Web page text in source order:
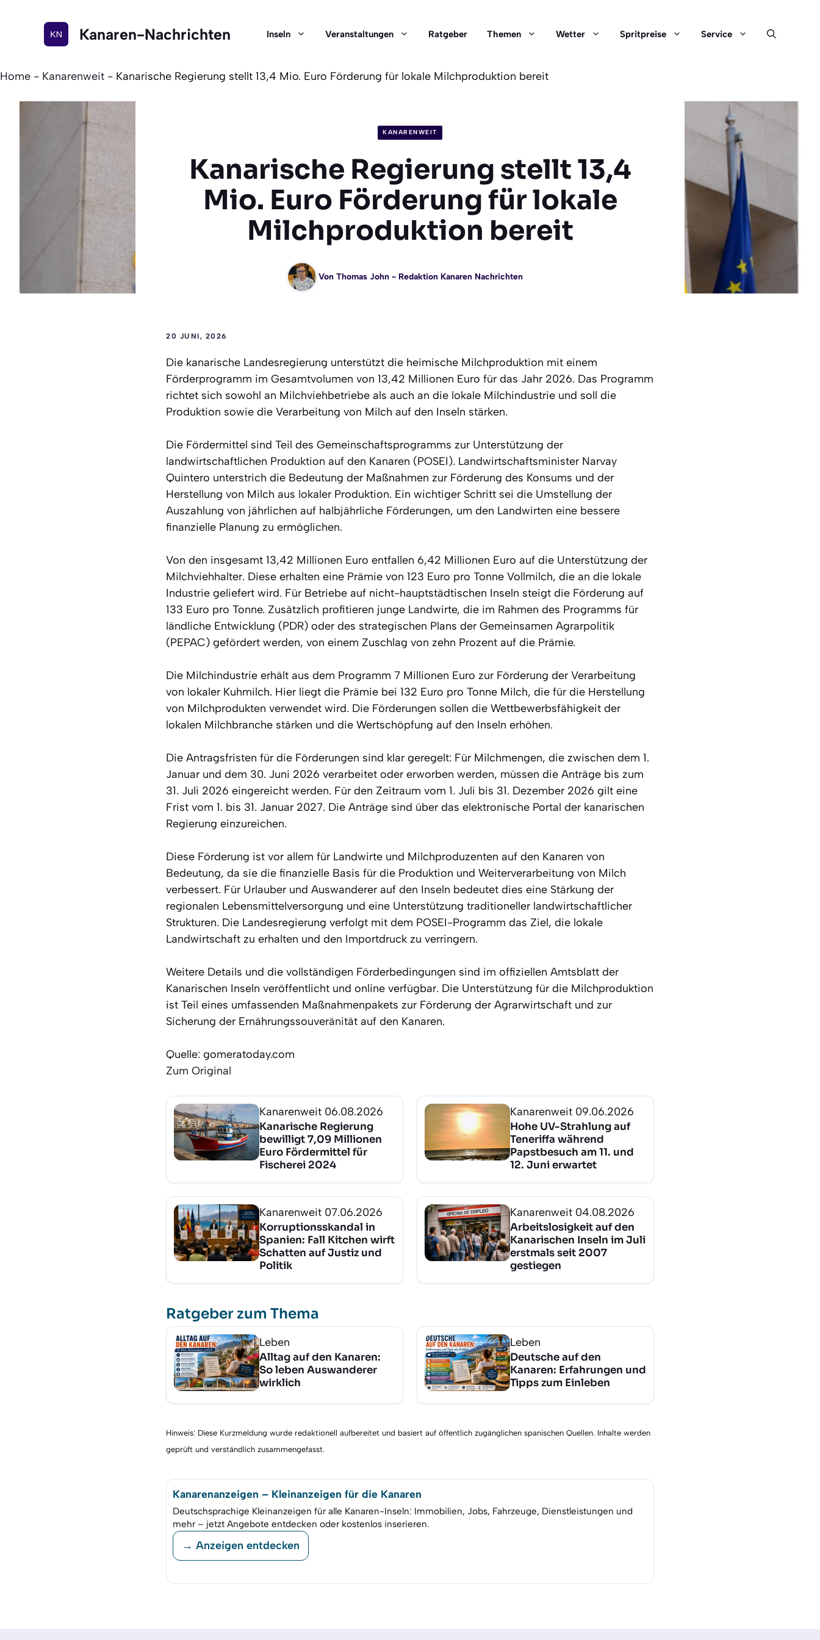
Kanaren-Nachrichten Inseln Veranstaltungen Ratgeber Themen Wetter Spritpreise Service
Home - Kanarenweit - Kanarische Regierung stellt 13,4 Mio. Euro Förderung für lokale Milchproduktion bereit
KANARENWEIT
Kanarische Regierung stellt 13,4
Mio. Euro Förderung für lokale
Milchproduktion bereit
Von Thomas John- Redaktion Kanaren Nachrichten
20 JUNI, 2026
Die kanarische Landesregierung unterstützt die heimische Milchproduktion mit einem
Förderprogramm im Gesamtvolumen von 13,42 Millionen Euro für das Jahr 2026. Das Programm
richtet sich sowohl an Milchviehbetriebe als auch an die lokale Milchindustrie und soll die
Produktion sowie die Verarbeitung von Milch auf den Inseln stärken.
Die Fördermittel sind Teil des Gemeinschaftsprogramms zur Unterstützung der
landwirtschaftlichen Produktion auf den Kanaren (POSEI). Landwirtschaftsminister Narvay
Quintero unterstrich die Bedeutung der Maßnahmen zur Förderung des Konsums und der
Herstellung von Milch aus lokaler Produktion. Ein wichtiger Schritt sei die Umstellung der
Auszahlung von jährlichen auf halbjährliche Förderungen, um den Landwirten eine bessere
finanzielle Planung zu ermöglichen.
Von den insgesamt 13,42 Millionen Euro entfallen 6,42 Millionen Euro auf die Unterstützung der
Milchviehhalter. Diese erhalten eine Prämie von 123 Euro pro Tonne Vollmilch, die an die lokale
Industrie geliefert wird. Für Betriebe auf nicht-hauptstädtischen Inseln steigt die Förderung auf
133 Euro pro Tonne. Zusätzlich profitieren junge Landwirte, die im Rahmen des Programms für
ländliche Entwicklung (PDR) oder des strategischen Plans der Gemeinsamen Agrarpolitik
(PEPAC) gefördert werden, von einem Zuschlag von zehn Prozent auf die Prämie.
Die Milchindustrie erhält aus dem Programm 7 Millionen Euro zur Förderung der Verarbeitung
von lokaler Kuhmilch. Hier liegt die Prämie bei 132 Euro pro Tonne Milch, die für die Herstellung
von Milchprodukten verwendet wird. Die Förderungen sollen die Wettbewerbsfähigkeit der
lokalen Milchbranche stärken und die Wertschöpfung auf den Inseln erhöhen.
Die Antragsfristen für die Förderungen sind klar geregelt: Für Milchmengen, die zwischen dem 1.
Januar und dem 30. Juni 2026 verarbeitet oder erworben werden, müssen die Anträge bis zum
31. Juli 2026 eingereicht werden. Für den Zeitraum vom 1. Juli bis 31. Dezember 2026 gilt eine
Frist vom 1. bis 31. Januar 2027. Die Anträge sind über das elektronische Portal der kanarischen
Regierung einzureichen.
Diese Förderung ist vor allem für Landwirte und Milchproduzenten auf den Kanaren von
Bedeutung, da sie die finanzielle Basis für die Produktion und Weiterverarbeitung von Milch
verbessert. Für Urlauber und Auswanderer auf den Inseln bedeutet dies eine Stärkung der
regionalen Lebensmittelversorgung und eine Unterstützung traditioneller landwirtschaftlicher
Strukturen. Die Landesregierung verfolgt mit dem POSEI-Programm das Ziel, die lokale
Landwirtschaft zu erhalten und den Importdruck zu verringern.
Weitere Details und die vollständigen Förderbedingungen sind im offiziellen Amtsblatt der
Kanarischen Inseln veröffentlicht und online verfügbar. Die Unterstützung für die Milchproduktion
ist Teil eines umfassenden Maßnahmenpakets zur Förderung der Agrarwirtschaft und zur
Sicherung der Ernährungssouveränität auf den Kanaren.
Quelle: gomeratoday.com
Zum Original
Kanarenweit 06.08.2026
Kanarische Regierung
bewilligt 7,09 Millionen
Euro Fördermittel für
Fischerei 2024
Kanarenweit 09.06.2026
Hohe UV-Strahlung auf
Teneriffa während
Papstbesuch am 11. und
12. Juni erwartet
Kanarenweit 07.06.2026
Korruptionsskandal in
Spanien: Fall Kitchen wirft
Schatten auf Justiz und
Politik
Kanarenweit 04.08.2026
Arbeitslosigkeit auf den
Kanarischen Inseln im Juli
erstmals seit 2007
gestiegen
Ratgeber zum Thema
Leben
Alltag auf den Kanaren:
So leben Auswanderer
wirklich
Leben
Deutsche auf den
Kanaren: Erfahrungen und
Tipps zum Einleben
Hinweis: Diese Kurzmeldung wurde redaktionell aufbereitet und basiert auf öffentlich zugänglichen spanischen Quellen. Inhalte werden
geprüft und verständlich zusammengefasst.
Kanarenanzeigen – Kleinanzeigen für die Kanaren
Deutschsprachige Kleinanzeigen für alle Kanaren-Inseln: Immobilien, Jobs, Fahrzeuge, Dienstleistungen und
mehr – jetzt Angebote entdecken oder kostenlos inserieren.
→ Anzeigen entdecken